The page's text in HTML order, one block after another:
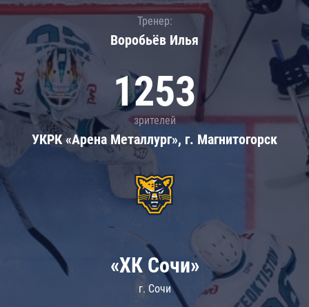
Тренер:
Воробьёв Илья
1253
зрителей
УКРК «Арена Металлург», г. Магнитогорск
«ХК Сочи»
г. Сочи